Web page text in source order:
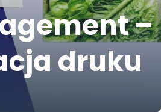
–
druku